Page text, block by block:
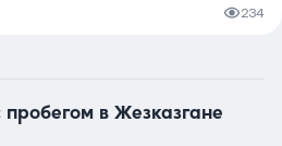
234
пробегом в Жезказгане